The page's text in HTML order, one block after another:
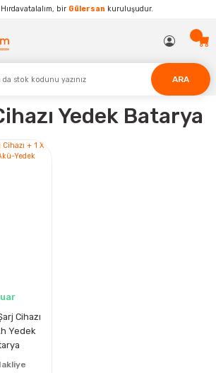
Hırdavatalalım, bir Gülersan kuruluşudur.
ARA
Yedek Batarya
Cihazı
Yedek